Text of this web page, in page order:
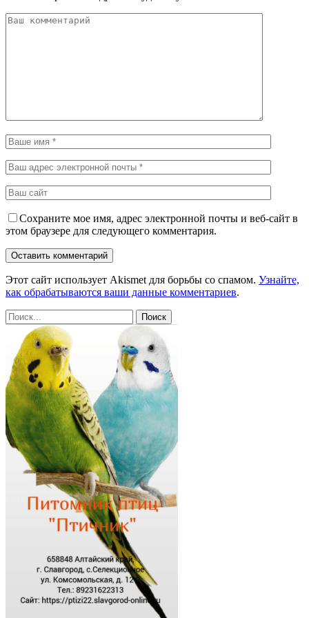
Сохраните мое имя, адрес электронной почты и веб-сайт в
этом браузере для следующего комментария.
Этот сайт использует Akismet для борьбы со спамом. Узнайте,
как обрабатываются ваши данные комментариев.